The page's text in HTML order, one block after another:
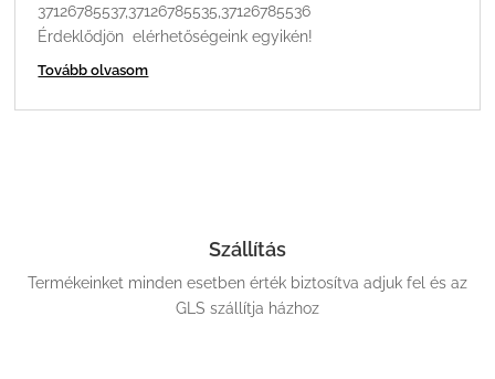
37126785537,37126785535,37126785536
Érdeklődjön elérhetőségeink egyikén!
Tovább olvasom
Szállítás
Termékeinket minden esetben érték biztosítva adjuk fel és az
GLS szállítja házhoz